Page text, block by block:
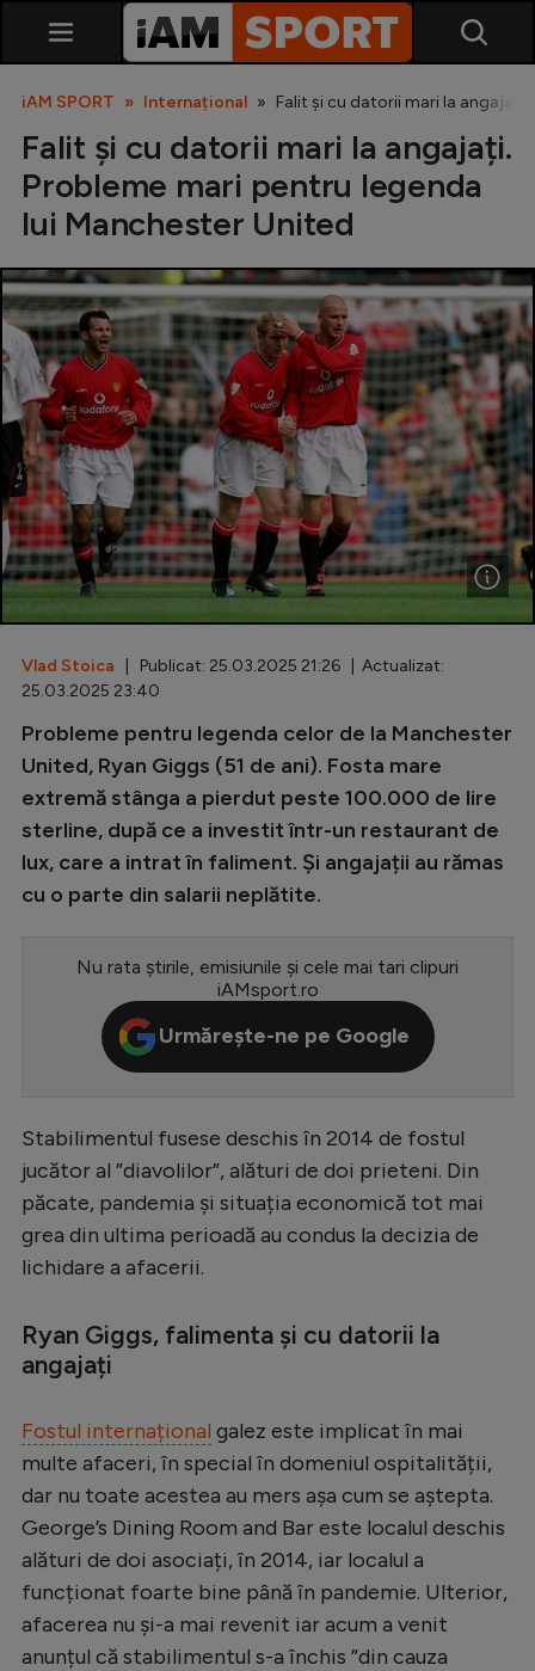
SuperLiga
Liga 2
Cupa României
Echipa Națională
U21
Fotbal feminin
Special
Diverse
Inedit
Champions League
Europa League
CM 2026
Premier League
LaLiga
Bundesliga
Ligue 1
Campionate
Starurile fotbalului
EURO 2024
Tenis
Handbal
Natație
iAM SPORT Internațional Falit și cu datorii mari la angajați.
Falit și cu datorii mari la angajați.
Probleme mari pentru legenda
lui Manchester United
Vlad Stoica | Publicat: 25.03.2025 21:26 | Actualizat:
25.03.2025 23:40
Probleme pentru legenda celor de la Manchester
United, Ryan Giggs (51 de ani). Fosta mare
extremă stânga a pierdut peste 100.000 de lire
sterline, după ce a investit într-un restaurant de
lux, care a intrat în faliment. Și angajații au rămas
cu o parte din salarii neplătite.
Nu rata știrile, emisiunile și cele mai tari clipuri
iAMsport.ro
Urmărește-ne pe Google
Stabilimentul fusese deschis în 2014 de fostul
jucător al ”diavolilor”, alături de doi prieteni. Din
păcate, pandemia și situația economică tot mai
grea din ultima perioadă au condus la decizia de
lichidare a afacerii.
Ryan Giggs, falimenta și cu datorii la
angajați
Fostul internațional galez este implicat în mai
multe afaceri, în special în domeniul ospitalității,
dar nu toate acestea au mers așa cum se aștepta.
George’s Dining Room and Bar este localul deschis
alături de doi asociați, în 2014, iar localul a
funcționat foarte bine până în pandemie. Ulterior,
afacerea nu și-a mai revenit iar acum a venit
anunțul că stabilimentul s-a închis ”din cauza